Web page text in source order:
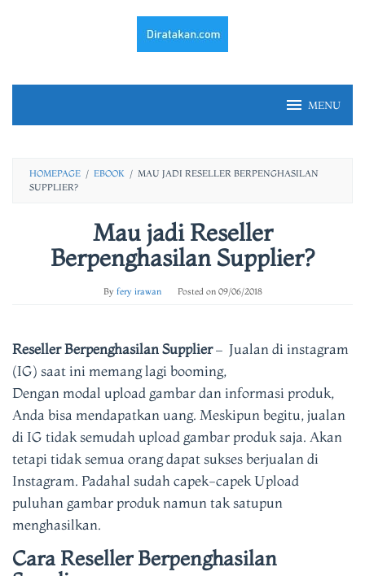
MENU
HOMEPAGE / EBOOK / MAU JADI RESELLER BERPENGHASILAN
SUPPLIER?
Mau jadi Reseller
Berpenghasilan Supplier?
By fery irawan Posted on 09/06/2018
Reseller Berpenghasilan Supplier– Jualan di instagram
(IG) saat ini memang lagi booming,
Dengan modal upload gambar dan informasi produk,
Anda bisa mendapatkan uang. Meskipun begitu, jualan
di IG tidak semudah upload gambar produk saja. Akan
tetapi tidak semua orang dapat sukses berjualan di
Instagram. Padahal sudah capek-capek Upload
puluhan gambar produk namun tak satupun
menghasilkan.
Cara Reseller Berpenghasilan